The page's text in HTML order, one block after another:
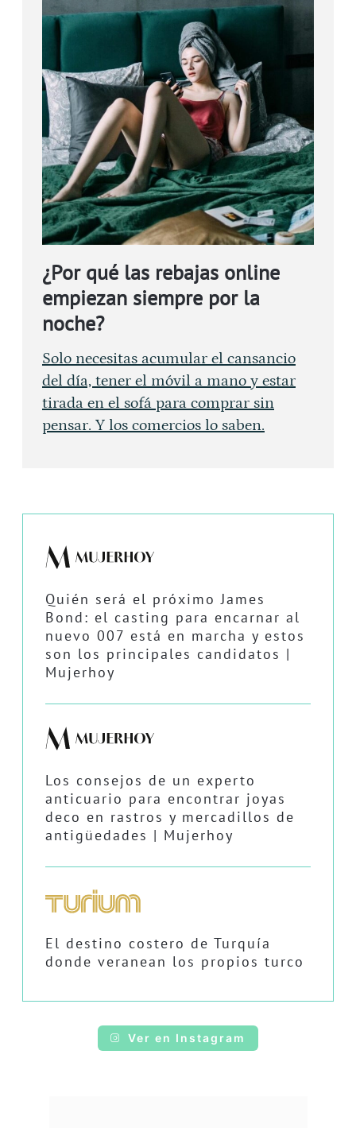
¿Por qué las rebajas online
empiezan siempre por la
noche?
Solo necesitas acumular el cansancio
del día, tener el móvil a mano y estar
tirada en el sofá para comprar sin
pensar. Y los comercios lo saben.
Quién será el próximo James
Bond: el casting para encarnar al
nuevo 007 está en marcha y estos
son los principales candidatos |
Mujerhoy
Los consejos de un experto
anticuario para encontrar joyas
deco en rastros y mercadillos de
antigüedades | Mujerhoy
El destino costero de Turquía
donde veranean los propios turco
Ver en Instagram